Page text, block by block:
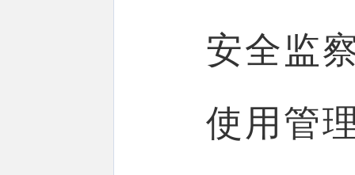
安全监
使用管